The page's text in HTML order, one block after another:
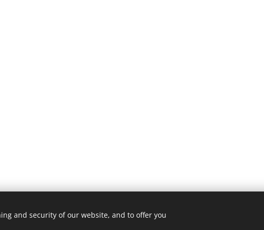
and security of our website, and to offer you